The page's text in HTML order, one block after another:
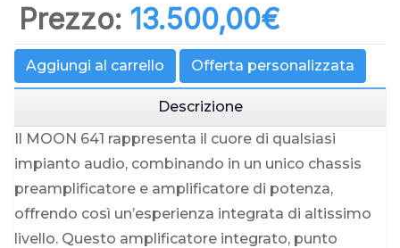
Prezzo: 13.500,00‎€
Aggiungi al carrello Offerta personalizzata
Descrizione
Il MOON 641 rappresenta il cuore di qualsiasi
impianto audio, combinando in un unico chassis
preamplificatore e amplificatore di potenza,
offrendo così un’esperienza integrata di altissimo
livello. Questo amplificatore integrato, punto